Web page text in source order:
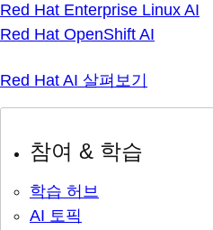
Red Hat Enterprise Linux AI
Red Hat OpenShift AI
Red Hat AI 살펴보기
참여 & 학습
학습 허브
AI 토픽